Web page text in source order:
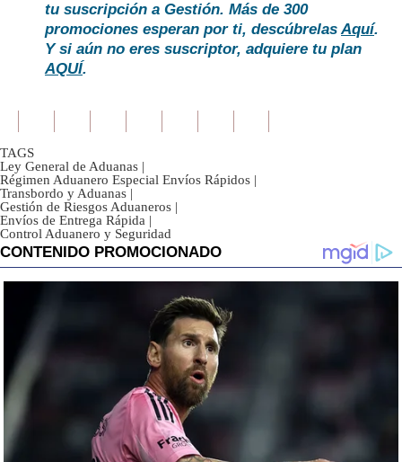
tu suscripción a Gestión. Más de 300
promociones esperan por ti, descúbrelasAquí.
Y si aún no eres suscriptor, adquiere tu plan
AQUÍ.
TAGS
Ley General de Aduanas |
Régimen Aduanero Especial Envíos Rápidos |
Transbordo y Aduanas |
Gestión de Riesgos Aduaneros |
Envíos de Entrega Rápida |
Control Aduanero y Seguridad